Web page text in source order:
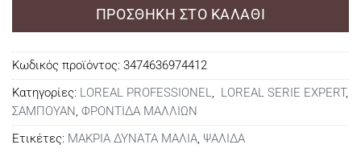
ΠΡΟΣΘΉΚΗ ΣΤΟ ΚΑΛΆΘΙ
Κωδικός προϊόντος: 3474636974412
Κατηγορίες: LOREAL PROFESSIONEL, LOREAL SERIE EXPERT,
ΣΑΜΠΟΥΑΝ, ΦΡΟΝΤΙΔΑ ΜΑΛΛΙΩΝ
Ετικέτες: ΜΑΚΡΙΑ ΔΥΝΑΤΑ ΜΑΛΙΑ, ΨΑΛΙΔΑ